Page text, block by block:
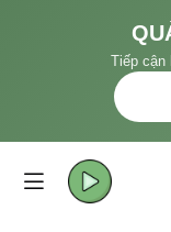
Tiếp cận